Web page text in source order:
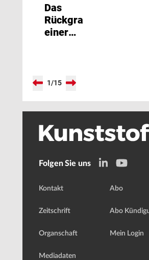
Das
Rückgrat
einer
1/15
Folgen Sie uns
Kontakt
Zeitschrift
Organschaft
Mediadaten
Abo
Abo
Mein Login